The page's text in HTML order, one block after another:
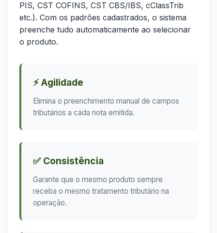
PIS, CST COFINS, CST CBS/IBS, cClassTrib
etc.). Com os padrões cadastrados, o sistema
preenche tudo automaticamente ao selecionar
o produto.
⚡ Agilidade
Elimina o preenchimento manual de campos
tributários a cada nota emitida.
✅ Consistência
Garante que o mesmo produto sempre
receba o mesmo tratamento tributário na
operação.